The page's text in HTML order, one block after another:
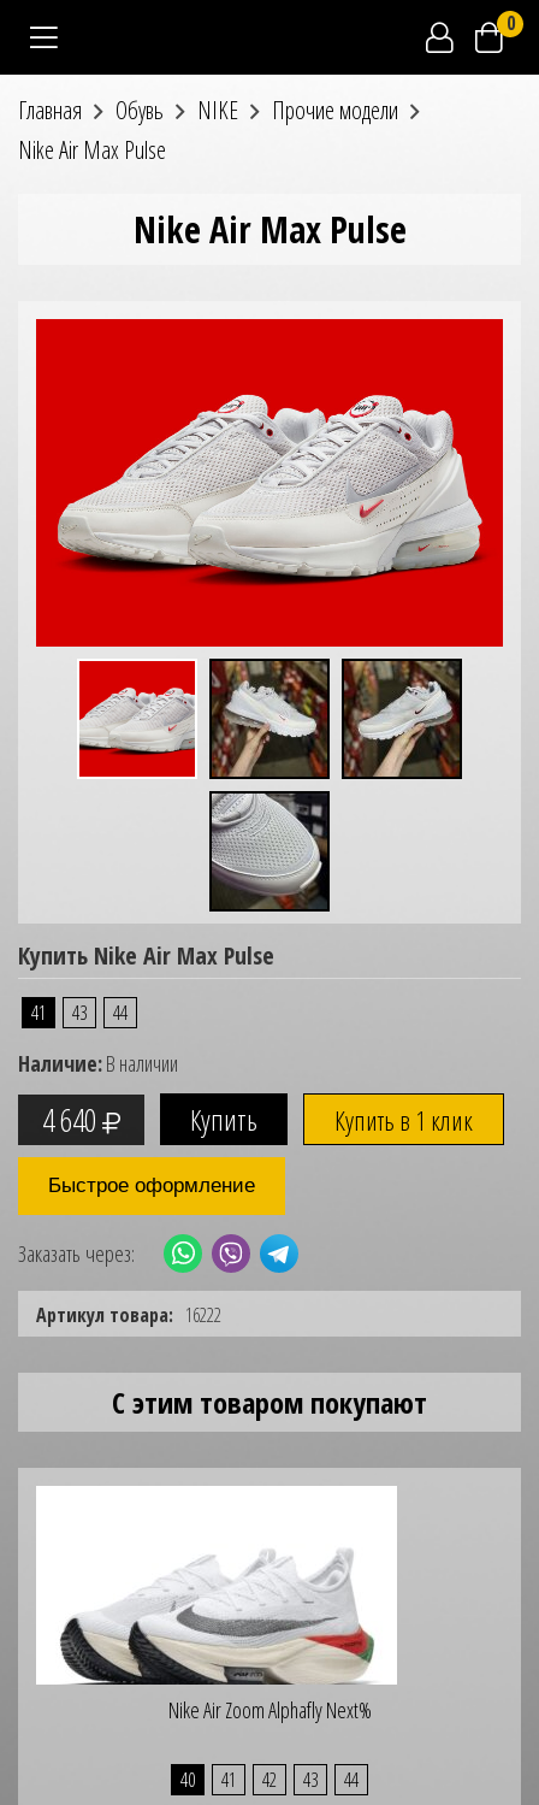
0
Главная Обувь NIKE
Прочие модели
Nike Air Max Pulse
Nike Air Max Pulse
Купить Nike Air Max Pulse
41 43 44
Наличие:В наличии
4 640 Купить в 1 клик
Быстрое оформление
Заказать через:
Артикул товара: 16222
С этим товаром покупают
Nike Air Zoom Alphafly Next%
40 41 42 43 44